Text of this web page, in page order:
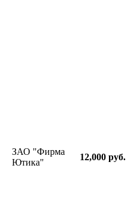
ЗАО "Фирма
Ютика"
12,000 руб.